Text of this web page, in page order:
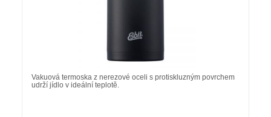
Vakuová termoska z nerezové oceli s protiskluzným povrchem
udrží jídlo v ideální teplotě.